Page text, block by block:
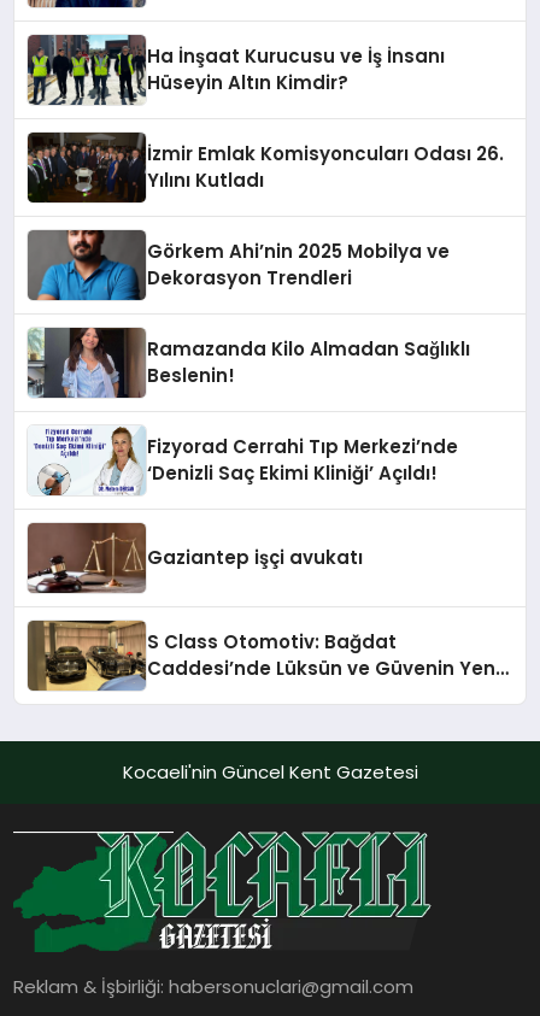
Ha İnşaat Kurucusu ve İş İnsanı
Hüseyin Altın Kimdir?
İzmir Emlak Komisyoncuları Odası 26.
Yılını Kutladı
Görkem Ahi’nin 2025 Mobilya ve
Dekorasyon Trendleri
Ramazanda Kilo Almadan Sağlıklı
Beslenin!
Fizyorad Cerrahi Tıp Merkezi’nde
‘Denizli Saç Ekimi Kliniği’ Açıldı!
Gaziantep işçi avukatı
S Class Otomotiv: Bağdat
Caddesi’nde Lüksün ve Güvenin Yeni
Kocaeli'nin Güncel Kent Gazetesi
Reklam & İşbirliği:habersonuclari@gmail.com